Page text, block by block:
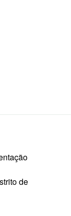
de